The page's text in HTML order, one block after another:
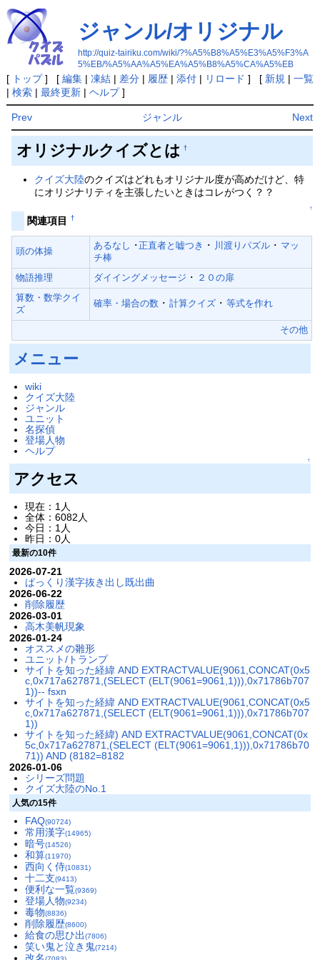
ジャンル/オリジナル
http://quiz-tairiku.com/wiki/?%A5%B8%A5%E3%A5%F3%A
5%EB/%A5%AA%A5%EA%A5%B8%A5%CA%A5%EB
[ トップ] [ 編集| 凍結| 差分| 履歴| 添付| リロード ] [ 新規 | 一覧
| 検索| 最終更新| ヘルプ]
Prev Next
ジャンル
オリジナルクイズとは †
クイズ大陸のクイズはどれもオリジナル度が高めだけど、特
にオリジナリティを主張したいときはコレがつく？？
↑
関連項目 †
頭の体操
あるなし ･正直者と嘘つき ･ 川渡りパズル ･ マッ
チ棒
物語推理
ダイイングメッセージ ･ ２０の扉
算数・数学クイ
ズ
確率・場合の数 ･計算クイズ ･等式を作れ
その他
メニュー
wiki
クイズ大陸
ジャンル
ユニット
名探偵
登場人物
ヘルプ
↑
アクセス
現在：1人
全体：6082人
今日：1人
昨日：0人
最新の10件
2026-07-21
ぱっくり漢字抜き出し既出曲
2026-06-22
削除履歴
2026-03-01
高木美帆現象
2026-01-24
オススメの雛形
ユニット/トランプ
サイトを知った経緯 AND EXTRACTVALUE(9061,CONCAT(0x5
c,0x717a627871,(SELECT (ELT(9061=9061,1))),0x71786b707
1))-- fsxn
サイトを知った経緯 AND EXTRACTVALUE(9061,CONCAT(0x5
c,0x717a627871,(SELECT (ELT(9061=9061,1))),0x71786b707
1))
サイトを知った経緯) AND EXTRACTVALUE(9061,CONCAT(0x
5c,0x717a627871,(SELECT (ELT(9061=9061,1))),0x71786b70
71)) AND (8182=8182
2026-01-06
シリーズ問題
クイズ大陸のNo.1
人気の15件
FAQ(90724)
常用漢字(14965)
暗号(14526)
和算(11970)
西向く侍(10831)
十二支(9413)
便利な一覧(9369)
登場人物(9234)
毒物(8836)
削除履歴(8600)
給食の思ひ出(7806)
笑い鬼と泣き鬼(7214)